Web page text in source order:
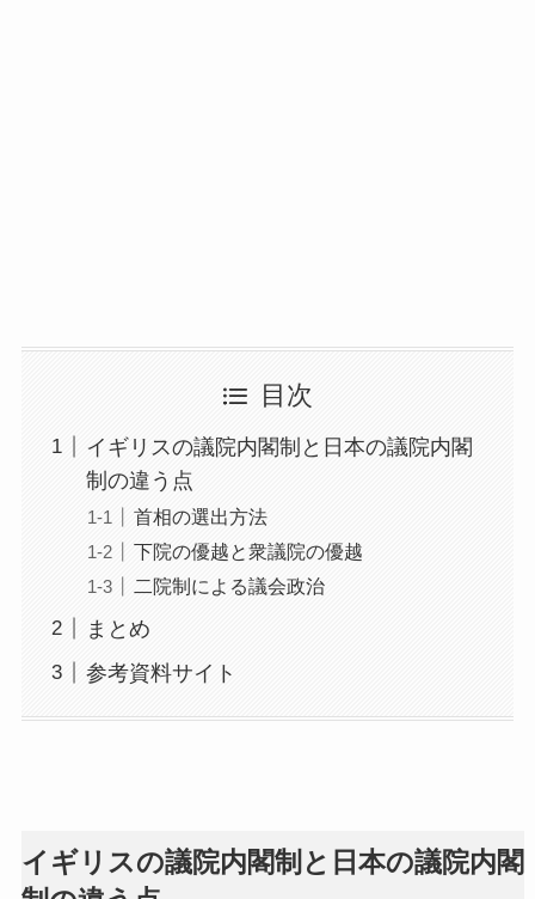
目次
イギリスの議院内閣制と日本の議院内閣
制の違う点
首相の選出方法
下院の優越と衆議院の優越
二院制による議会政治
まとめ
参考資料サイト
イギリスの議院内閣制と日本の議院内閣